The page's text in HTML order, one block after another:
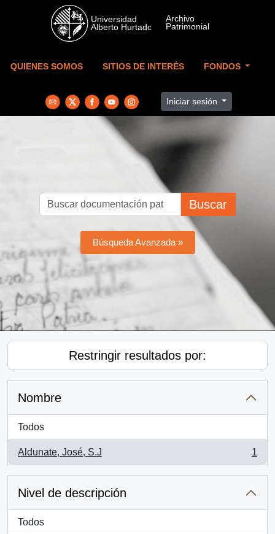
Skip to main content
QUIENES SOMOS SITIOS DE INTERÉS FONDOS
Iniciar sesión
Buscar
Búsqueda Avanzada »
Restringir resultados por:
Nombre
Todos
Aldunate, José, S.J
, 1 resultados
1
Nivel de descripción
Todos